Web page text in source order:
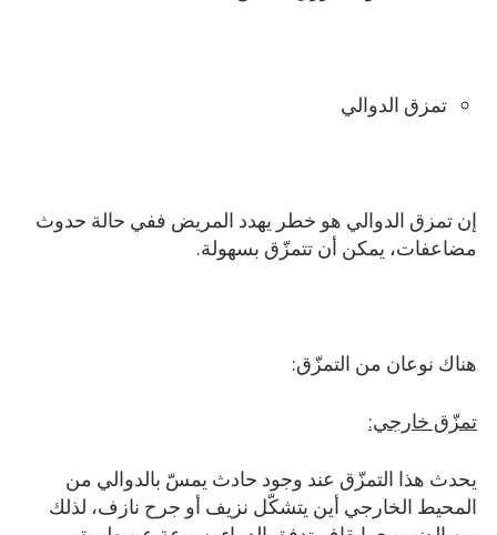
تمزق الدوالي
إن تمزق الدوالي هو خطر يهدد المريض ففي حالة حدوث
مضاعفات، يمكن أن تتمزّق بسهولة.
هناك نوعان من التمزّق:
تمزّق خارجي:
يحدث هذا التمزّق عند وجود حادث يمسّ بالدوالي من
المحيط الخارجي أين يتشكّل نزيف أو جرح نازف، لذلك